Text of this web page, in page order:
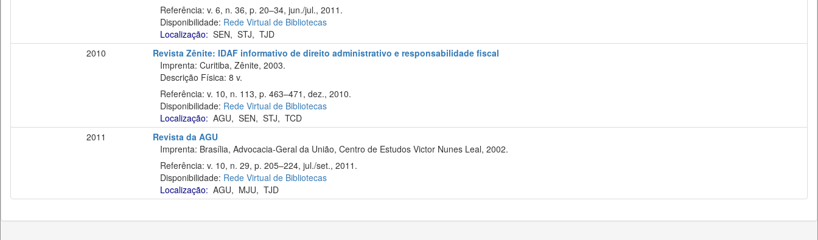
Referência: v. 6, n. 36, p. 20–34, jun./jul., 2011.
Disponibilidade: Rede Virtual de Bibliotecas
Localização: SEN, STJ, TJD
2010
Revista Zênite: IDAF informativo de direito administrativo e responsabilidade fiscal
Imprenta: Curitiba, Zênite, 2003.
Descrição Física: 8 v.
Referência: v. 10, n. 113, p. 463–471, dez., 2010.
Disponibilidade: Rede Virtual de Bibliotecas
Localização: AGU, SEN, STJ, TCD
2011
Revista da AGU
Imprenta: Brasília, Advocacia-Geral da União, Centro de Estudos Victor Nunes Leal, 2002.
Referência: v. 10, n. 29, p. 205–224, jul./set., 2011.
Disponibilidade: Rede Virtual de Bibliotecas
Localização: AGU, MJU, TJD